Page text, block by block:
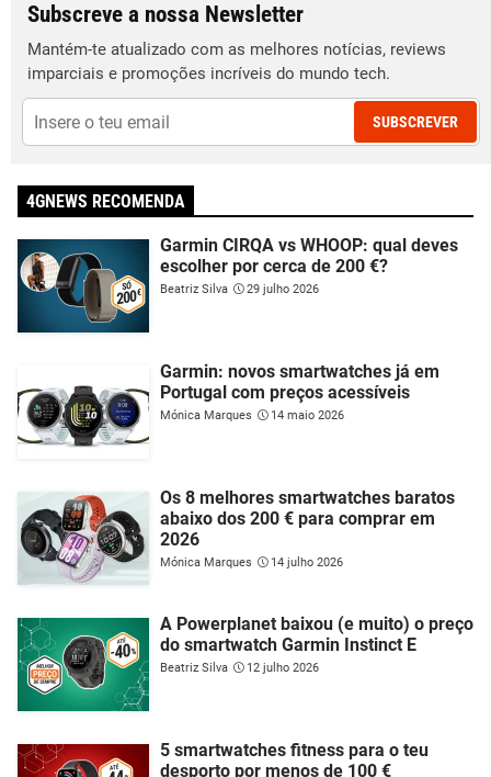
Subscreve a nossa Newsletter
Mantém-te atualizado com as melhores notícias, reviews
imparciais e promoções incríveis do mundo tech.
SUBSCREVER
4GNEWS RECOMENDA
Garmin CIRQA vs WHOOP: qual deves
escolher por cerca de 200 €?
Beatriz Silva 29 julho 2026
Garmin: novos smartwatches já em
Portugal com preços acessíveis
Mónica Marques 14 maio 2026
Os 8 melhores smartwatches baratos
abaixo dos 200 € para comprar em
2026
Mónica Marques 14 julho 2026
A Powerplanet baixou (e muito) o preço
do smartwatch Garmin Instinct E
Beatriz Silva 12 julho 2026
5 smartwatches fitness para o teu
desporto por menos de 100 €